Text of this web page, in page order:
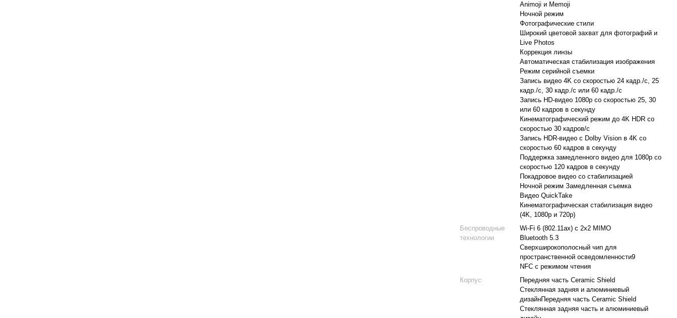
Animoji и Memoji
Ночной режим
Фотографические стили
Широкий цветовой захват для фотографий и
Live Photos
Коррекция линзы
Автоматическая стабилизация изображения
Режим серийной съемки
Запись видео 4K со скоростью 24 кадр./с, 25
кадр./с, 30 кадр./с или 60 кадр./с
Запись HD-видео 1080p со скоростью 25, 30
или 60 кадров в секунду
Кинематографический режим до 4K HDR со
скоростью 30 кадров/с
Запись HDR-видео с Dolby Vision в 4K со
скоростью 60 кадров в секунду
Поддержка замедленного видео для 1080p со
скоростью 120 кадров в секунду
Покадровое видео со стабилизацией
Ночной режим Замедленная съемка
Видео QuickTake
Кинематографическая стабилизация видео
(4K, 1080p и 720p)
Беспроводные
технологии
Wi‑Fi 6 (802.11ax) с 2x2 MIMO
Bluetooth 5.3
Сверхширокополосный чип для
пространственной осведомленности9
NFC с режимом чтения
Корпус
Передняя часть Ceramic Shield
Стеклянная задняя и алюминиевый
дизайнПередняя часть Ceramic Shield
Стеклянная задняя часть и алюминиевый